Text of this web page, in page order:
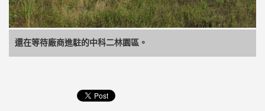
還在等待廠商進駐的中科二林園區。